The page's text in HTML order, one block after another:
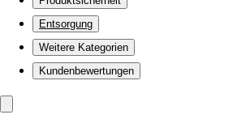
Entsorgung
Weitere Kategorien
Kundenbewertungen